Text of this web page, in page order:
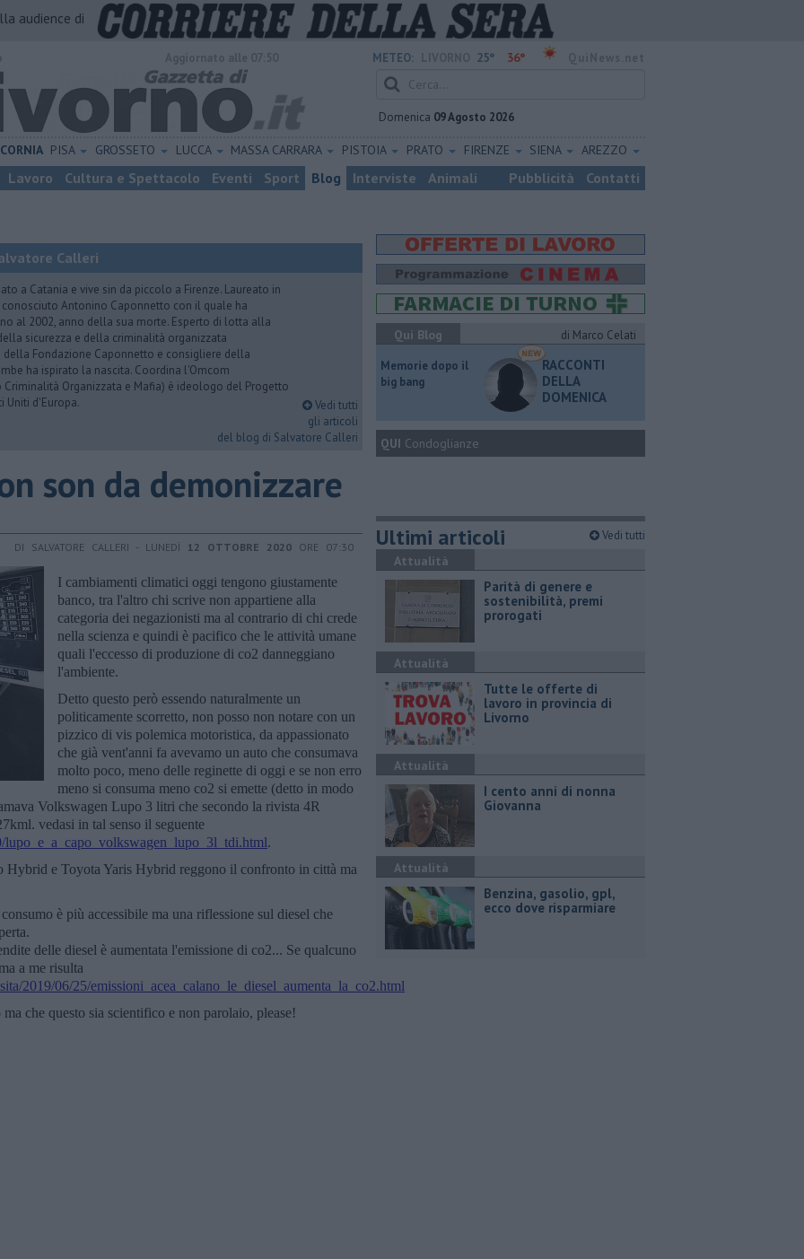
audience di
METEO: 25° 36°
Domenica 09 Agosto 2026
PISA GROSSETO LUCCA MASSA CARRARA PISTOIA PRATO FIRENZE SIENA AREZZO
Lavoro Cultura e Spettacolo Eventi Sport Blog Interviste Animali Pubblicità Contatti
Calleri
a Catania e vive sin da piccolo a Firenze. Laureato in
Antonino Caponnetto con il quale ha
al 2002, anno della sua morte. Esperto di lotta alla
sicurezza e della criminalità organizzata
Fondazione Caponnetto e consigliere della
ha ispirato la nascita. Coordina l'Omcom
Criminalità Organizzata e Mafia) è ideologo del Progetto
Uniti d'Europa.
Vedi tutti
gli articoli
del blog di Salvatore Calleri
son da demonizzare
DI SALVATORE CALLERI - LUNEDÌ 12 OTTOBRE 2020 ORE 07:30
I cambiamenti climatici oggi tengono giustamente
banco, tra l'altro chi scrive non appartiene alla
categoria dei negazionisti ma al contrario di chi crede
nella scienza e quindi è pacifico che le attività umane
quali l'eccesso di produzione di co2 danneggiano
l'ambiente.
Detto questo però essendo naturalmente un
politicamente scorretto, non posso non notare con un
pizzico di vis polemica motoristica, da appassionato
che già vent'anni fa avevamo un auto che consumava
molto poco, meno delle reginette di oggi e se non erro
meno si consuma meno co2 si emette (detto in modo
Volkswagen Lupo 3 litri che secondo la rivista 4R
vedasi in tal senso il seguente
.
Hybrid e Toyota Yaris Hybrid reggono il confronto in città ma
è più accessibile ma una riflessione sul diesel che
delle diesel è aumentata l'emissione di co2... Se qualcuno
a me risulta
2019/06/25/emissioni_acea_calano_le_diesel_aumenta_la_co2.html
che questo sia scientifico e non parolaio, please!
Qui Blog
di Marco Celati
Memorie dopo il
big bang
RACCONTI
DELLA
DOMENICA
QUI Condoglianze
Ultimi articoli Vedi tutti
Attualità
Parità di genere e
sostenibilità, premi
prorogati
Attualità
​Tutte le offerte di
lavoro in provincia di
Livorno
Attualità
I cento anni di nonna
Giovanna
Attualità
​Benzina, gasolio, gpl,
ecco dove risparmiare